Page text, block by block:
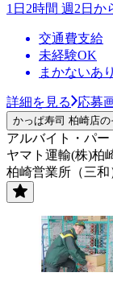
1日2時間 週2日か
交通費支給
未経験OK
まかないあり
詳細を見る 応募
かっぱ寿司 柏崎店
アルバイト・パー
ヤマト運輸(株)柏
柏崎営業所（三和